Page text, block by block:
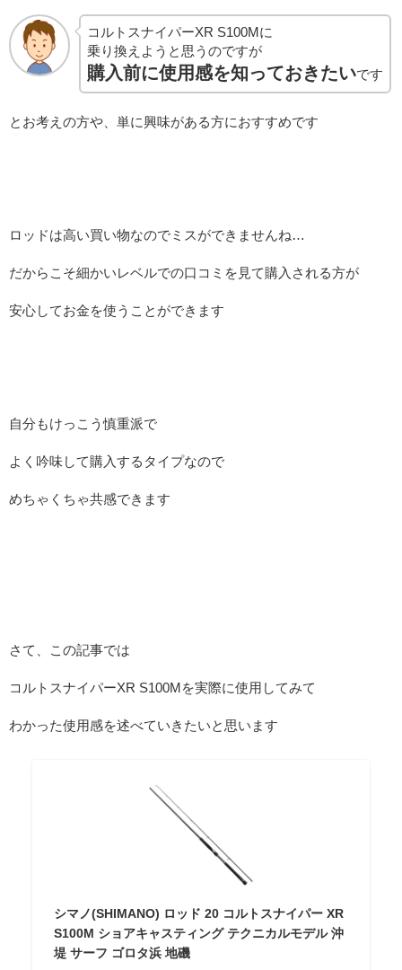
コルトスナイパーXR S100Mに
乗り換えようと思うのですが
購入前に使用感を知っておきたいです
とお考えの方や、単に興味がある方におすすめです
ロッドは高い買い物なのでミスができませんね…
だからこそ細かいレベルでの口コミを見て購入される方が
安心してお金を使うことができます
自分もけっこう慎重派で
よく吟味して購入するタイプなので
めちゃくちゃ共感できます
さて、この記事では
コルトスナイパーXR S100Mを実際に使用してみて
わかった使用感を述べていきたいと思います
シマノ(SHIMANO) ロッド 20 コルトスナイパー XR
S100M ショアキャスティング テクニカルモデル 沖
堤 サーフ ゴロタ浜 地磯